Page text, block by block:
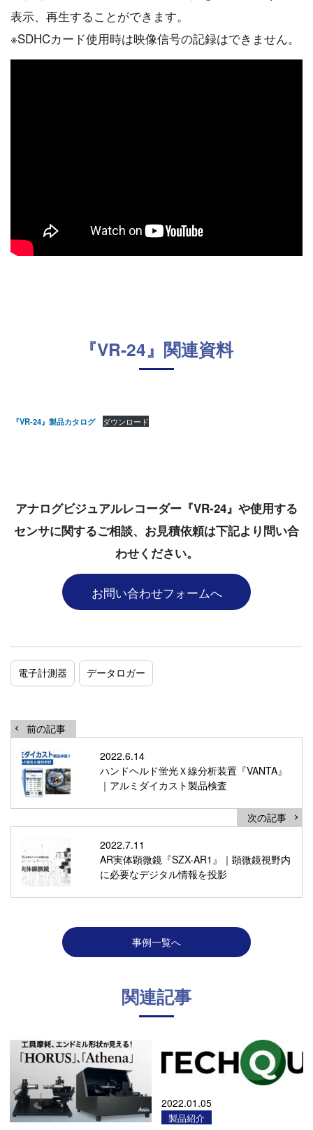
表示、再生することができます。
※SDHCカード使用時は映像信号の記録はできません。
『VR-24』関連資料
『VR-24』製品カタログ ダウンロード
アナログビジュアルレコーダー『VR-24』や使用する
センサに関するご相談、お見積依頼は下記より問い合
わせください。
お問い合わせフォームへ
電子計測器 データロガー
前の記事
2022.6.14
ハンドヘルド蛍光Ｘ線分析装置『VANTA』
｜アルミダイカスト製品検査
次の記事
2022.7.11
AR実体顕微鏡『SZX-AR1』｜顕微鏡視野内
に必要なデジタル情報を投影
事例一覧へ
関連記事
2022.01.05
製品紹介